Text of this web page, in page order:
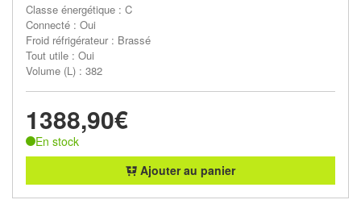
Classe énergétique : C
Connecté : Oui
Froid réfrigérateur : Brassé
Tout utile : Oui
Volume (L) : 382
1388,90€
En stock
Ajouter au panier